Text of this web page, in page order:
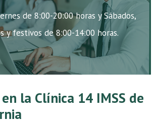
de 8:00-20:00 horas y Sábados,
y festivos de 8:00-14:00 horas.
la Clínica 14 IMSS de